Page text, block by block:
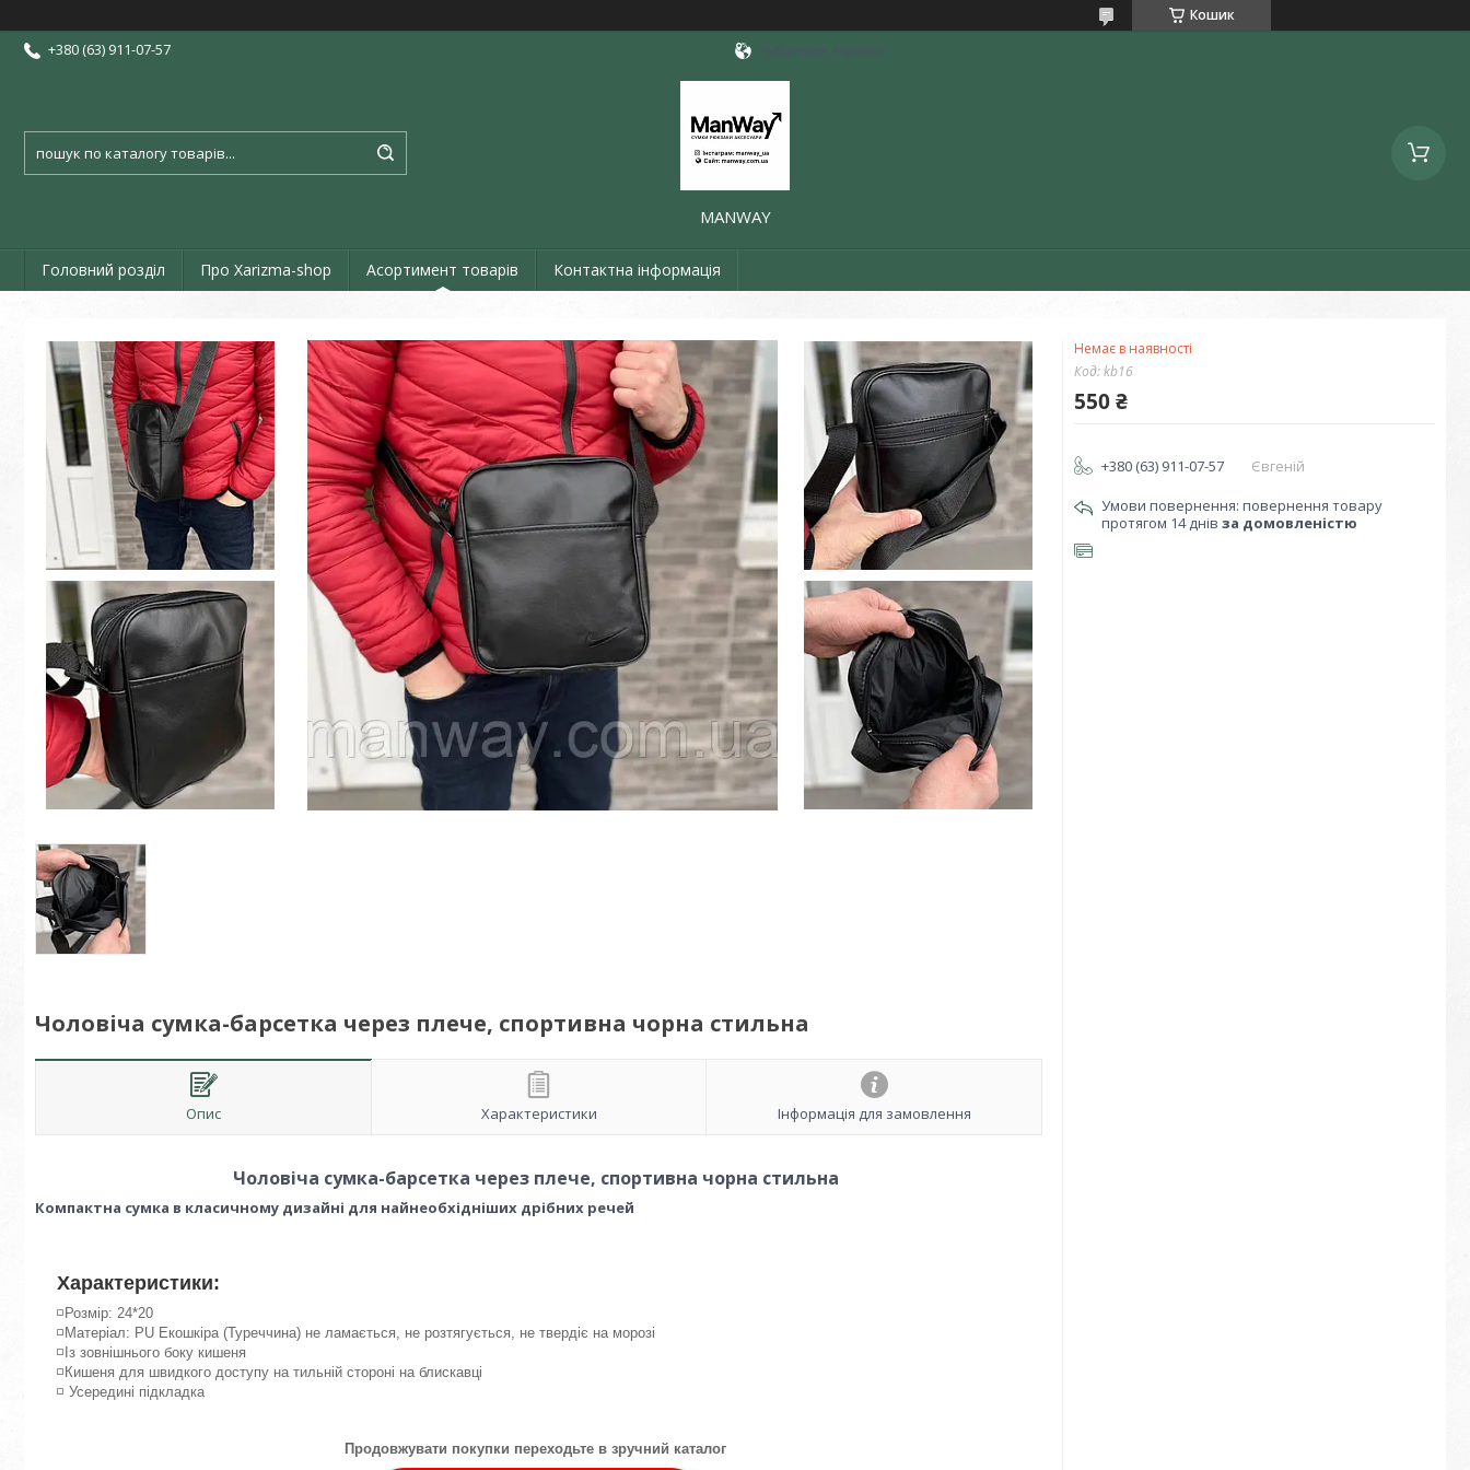
Кошик
+380 (63) 911-07-57
MANWAY
Головний розділ Про Xarizma-shop Асортимент товарів Контактна інформація
Чоловіча сумка-барсетка через плече, спортивна чорна стильна
Опис Характеристики Інформація для замовлення
Чоловіча сумка-барсетка через плече, спортивна чорна стильна
Компактна сумка в класичному дизайні для найнеобхідніших дрібних речей
Характеристики:
◽️Розмір: 24*20
◽️Матеріал: PU Екошкіра (Туреччина) не ламається, не розтягується, не твердіє на морозі
◽️Із зовнішнього боку кишеня
◽️Кишеня для швидкого доступу на тильній стороні на блискавці
◽️ Усередині підкладка
Продовжувати покупки переходьте в зручний каталог
Немає в наявності
Код:kb16
550 ₴
+380 (63) 911-07-57
Євгеній
повернення товару
протягом 14 днів за домовленістю